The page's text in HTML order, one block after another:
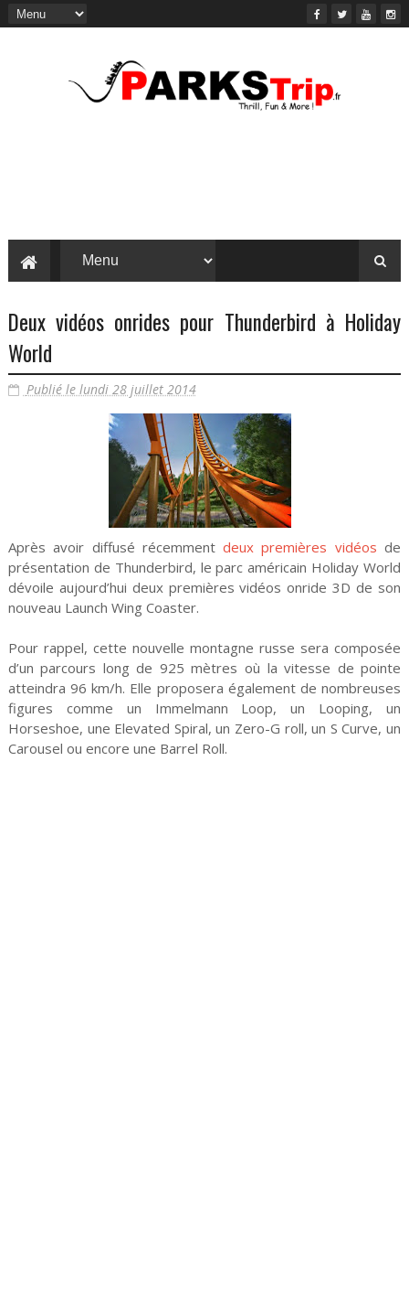
Deux vidéos onrides pour Thunderbird à Holiday
World
Publié le lundi 28 juillet 2014
Après avoir diffusé récemmentdeux premières vidéos de
présentation de Thunderbird, le parc américain Holiday World
dévoile aujourd’hui deux premières vidéos onride 3D de son
nouveau Launch Wing Coaster.
Pour rappel, cette nouvelle montagne russe sera composée
d’un parcours long de 925 mètres où la vitesse de pointe
atteindra 96 km/h. Elle proposera également de nombreuses
figures comme un Immelmann Loop, un Looping, un
Horseshoe, une Elevated Spiral, un Zero-G roll, un S Curve, un
Carousel ou encore une Barrel Roll.